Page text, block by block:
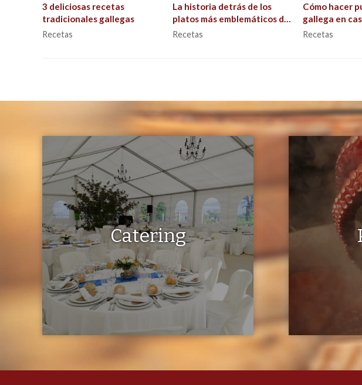
3 deliciosas recetas
tradicionales gallegas
Recetas
La historia detrás de los
platos más emblemáticos de
Galicia
Recetas
Cómo hacer
gallega en
rápida y
Recetas
Catering